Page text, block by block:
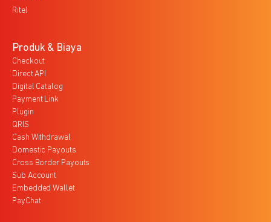
Ritel
Produk & Biaya
Checkout
Direct API
Digital Catalog
Payment Link
Plugin
QRIS
Cash Withdrawal
Domestic Payouts
Cross Border Payouts
Sub Account
Embedded Wallet
PayChat